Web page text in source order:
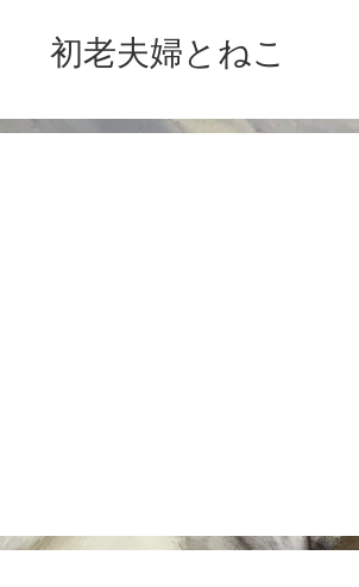
初老夫婦とねこ